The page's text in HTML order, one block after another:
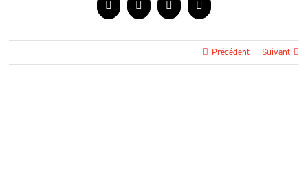
Facebook
X LinkedInCourriel
Précédent Suivant